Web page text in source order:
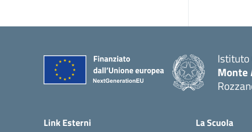
Istituto
Monte
Link Esterni La Scuola